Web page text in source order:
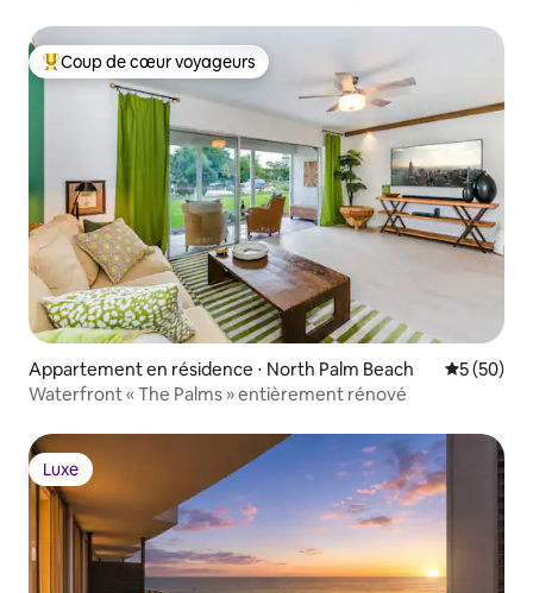
Coups de cœur voyageurs les plus appréciés
Coup de cœur voyageurs
Appartement en résidence ⋅ North Palm Beach
5 (50)
Waterfront « The Palms » entièrement rénové
Luxe
Luxe